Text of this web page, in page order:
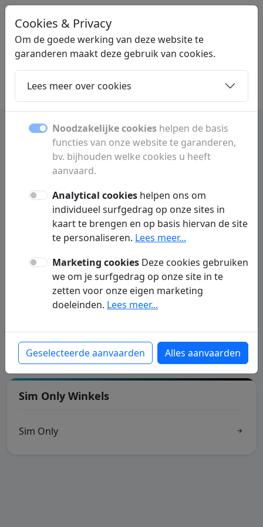
STERKSTARTEN.NL
Home Dochters Contact
Sim only | goedkope mobiele
abonnementen vergelijken
Vergelijk Sim Only abonnementen en vind de
beste deals voor mobiel bellen, sms’en en
data. Bespaar op je maandelijkse kosten met
flexibele en voordelige mobiele plannen.
T-Mobile
Black Friday T-Mobile
Sim Only Winkels
Sim Only
Cookies & Privacy
Om de goede werking van deze website te
garanderen maakt deze gebruik van cookies.
Lees meer over cookies
Noodzakelijke cookies helpen de basis
functies van onze website te garanderen,
bv. bijhouden welke cookies u heeft
aanvaard.
Analytical cookies helpen ons om
individueel surfgedrag op onze sites in
kaart te brengen en op basis hiervan de site
te personaliseren. Lees meer...
Marketing cookies Deze cookies gebruiken
we om je surfgedrag op onze site in te
zetten voor onze eigen marketing
doeleinden. Lees meer...
Geselecteerde aanvaarden Alles aanvaarden